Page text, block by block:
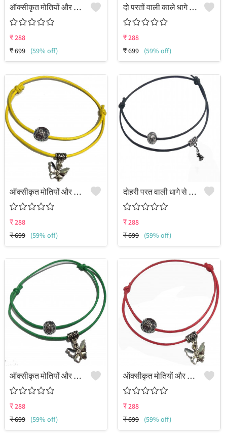
ऑक्सीकृत मोतियों और तितली के लटकन से सजी दोहरी परत वाली समायोज्य धागे की पायल
₹288
₹699 (59% off)
दो परतों वाली काले धागे की पायल जिस पर "बेस्ट फ्रेंड फॉरएवर" लिखा हुआ है।
₹288
₹699 (59% off)
ऑक्सीकृत मोतियों और तितली के लटकन से सजी दोहरी परत वाली समायोज्य धागे की पायल
₹288
₹699 (59% off)
दोहरी परत वाली धागे से बनी पायल, जिस पर DOG FOREVER लिखा है और लटकाने के लिए दी गई है।
₹288
₹699 (59% off)
ऑक्सीकृत मोतियों और तितली के लटकन से सजी दोहरी परत वाली समायोज्य धागे की पायल
₹288
₹699 (59% off)
ऑक्सीकृत मोतियों और तितली के लटकन से सजी दोहरी परत वाली समायोज्य धागे की पायल
₹288
₹699 (59% off)